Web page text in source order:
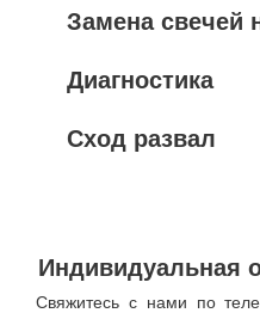
Замена свечей
Диагностика
Сход развал
Индивидуальная
Свяжитесь с нами по